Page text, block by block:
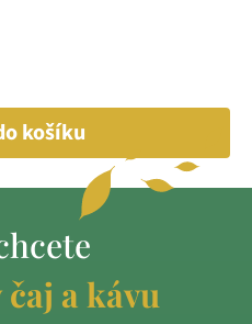
košíku
a kávu